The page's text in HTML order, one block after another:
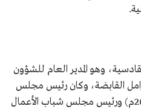
وهو المدير العام للشؤون
القابضة، وكان رئيس مجلس
إدارة نادي القادسية (2018- 2020م) ورئيس مجلس شباب الأعمال